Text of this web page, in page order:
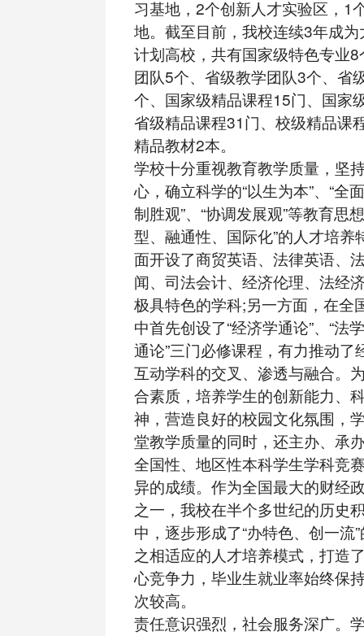
习基地，2个创新人才实验区，1
地。截至目前，我校连续3年成
计划高校，共有国家级特色专业
团队5个、省级教学团队3个、省
个、国家级精品课程15门、国家
省级精品课程31门、校级精品课
精品教材2本。
学校十分重视教育教学质量，坚
心，确立科学的“以生为本”、“全
制胜观”、“协调发展观”等教育思
型、融通性、国际化”的人才培养
面开设了商贸英语、法律英语、
闻、司法会计、经济伦理、法经
极具特色的学科;另一方面，在全
中首先创设了“经济学通论”、“法
通论”三门必修课程，有力推动了
互动学科的交叉、渗透与融合。
合素质，培养学生的创新能力、
神，营造良好的校园文化氛围，
堂教学质量的同时，还主办、承
全国性、地区性本科学生学科竞
异的成绩。作为全国最大的财经
之一，我校在半个多世纪的历史
中，逐步形成了“办特色、创一流
之相适应的人才培养模式，打造
心竞争力，毕业生就业率始终保
次较高。
责任意识强烈，社会服务深广。